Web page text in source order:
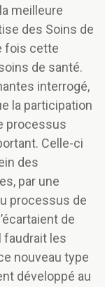
meilleure
des Soins de
fois cette
de santé.
interrogé,
la participation
processus
Celle-ci
des
par une
processus de
de
faudrait les
nouveau type
développé au